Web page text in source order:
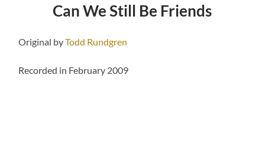
Can We Still Be Friends
Original byTodd Rundgren
Recorded in February 2009